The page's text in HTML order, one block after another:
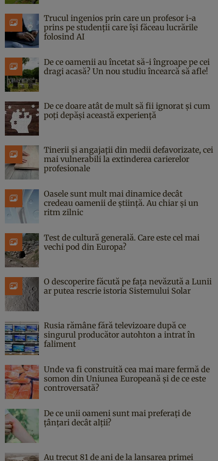
Trucul ingenios prin care un profesor i-a
prins pe studenții care își făceau lucrările
folosind AI
De ce oamenii au încetat să-i îngroape pe cei
dragi acasă? Un nou studiu încearcă să afle!
De ce doare atât de mult să fii ignorat și cum
poți depăși această experiență
Tinerii și angajații din medii defavorizate, cei
mai vulnerabili la extinderea carierelor
profesionale
Oasele sunt mult mai dinamice decât
credeau oamenii de știință. Au chiar și un
ritm zilnic
Test de cultură generală. Care este cel mai
vechi pod din Europa?
O descoperire făcută pe fața nevăzută a Lunii
ar putea rescrie istoria Sistemului Solar
Rusia rămâne fără televizoare după ce
singurul producător autohton a intrat în
faliment
Unde va fi construită cea mai mare fermă de
somon din Uniunea Europeană și de ce este
controversată?
De ce unii oameni sunt mai preferați de
țânțari decât alții?
Au trecut 81 de ani de la lansarea primei